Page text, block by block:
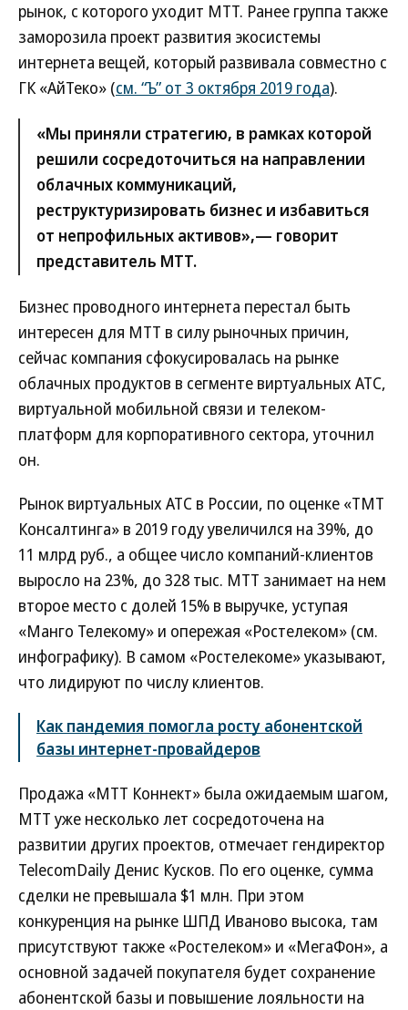
рынок, с которого уходит МТТ. Ранее группа также
заморозила проект развития экосистемы
интернета вещей, который развивала совместно с
ГК «АйТеко» (см. “Ъ” от 3 октября 2019 года).
«Мы приняли стратегию, в рамках которой
решили сосредоточиться на направлении
облачных коммуникаций,
реструктуризировать бизнес и избавиться
от непрофильных активов»,— говорит
представитель МТТ.
Бизнес проводного интернета перестал быть
интересен для МТТ в силу рыночных причин,
сейчас компания сфокусировалась на рынке
облачных продуктов в сегменте виртуальных АТС,
виртуальной мобильной связи и телеком-
платформ для корпоративного сектора, уточнил
он.
Рынок виртуальных АТС в России, по оценке «ТМТ
Консалтинга» в 2019 году увеличился на 39%, до
11 млрд руб., а общее число компаний-клиентов
выросло на 23%, до 328 тыс. МТТ занимает на нем
второе место с долей 15% в выручке, уступая
«Манго Телекому» и опережая «Ростелеком» (см.
инфографику). В самом «Ростелекоме» указывают,
что лидируют по числу клиентов.
Как пандемия помогла росту абонентской
базы интернет-провайдеров
Продажа «МТТ Коннект» была ожидаемым шагом,
МТТ уже несколько лет сосредоточена на
развитии других проектов, отмечает гендиректор
TelecomDaily Денис Кусков. По его оценке, сумма
сделки не превышала $1 млн. При этом
конкуренция на рынке ШПД Иваново высока, там
присутствуют также «Ростелеком» и «МегаФон», а
основной задачей покупателя будет сохранение
абонентской базы и повышение лояльности на